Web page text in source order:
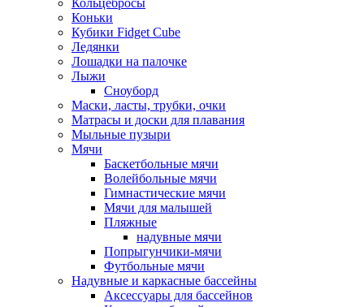
Кольцебросы
Коньки
Кубики Fidget Cube
Ледянки
Лошадки на палочке
Лыжи
Сноуборд
Маски, ласты, трубки, очки
Матрасы и доски для плавания
Мыльные пузыри
Мячи
Баскетбольные мячи
Волейбольные мячи
Гимнастические мячи
Мячи для малышей
Пляжные
надувные мячи
Попрыгунчики-мячи
Футбольные мячи
Надувные и каркасные бассейны
Аксессуары для бассейнов